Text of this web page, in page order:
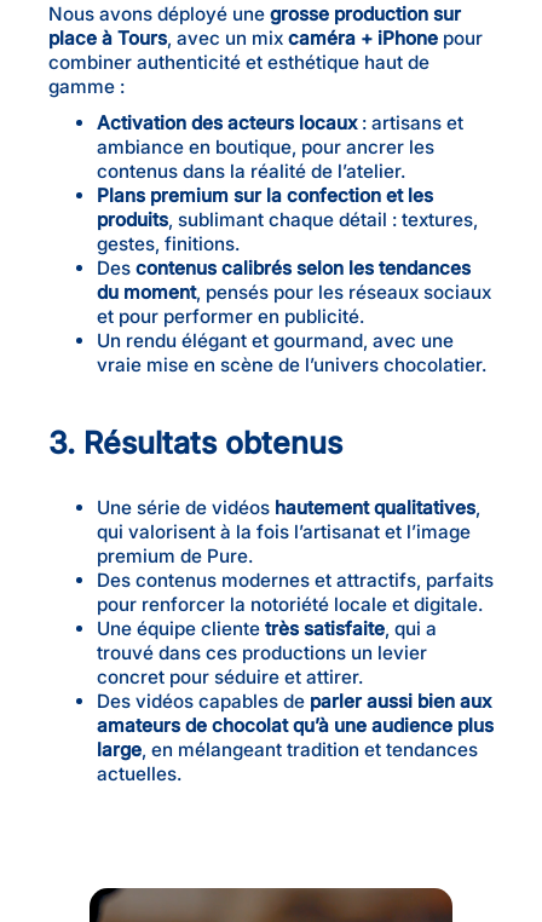
Nous avons déployé une grosse production sur
place à Tours, avec un mix caméra + iPhone pour
combiner authenticité et esthétique haut de
gamme :
Activation des acteurs locaux: artisans et
ambiance en boutique, pour ancrer les
contenus dans la réalité de l’atelier.
Plans premium sur la confection et les
produits, sublimant chaque détail : textures,
gestes, finitions.
Des contenus calibrés selon les tendances
du moment, pensés pour les réseaux sociaux
et pour performer en publicité.
Un rendu élégant et gourmand, avec une
vraie mise en scène de l’univers chocolatier.
3. Résultats obtenus
Une série de vidéos hautement qualitatives,
qui valorisent à la fois l’artisanat et l’image
premium de Pure.
Des contenus modernes et attractifs, parfaits
pour renforcer la notoriété locale et digitale.
Une équipe cliente très satisfaite, qui a
trouvé dans ces productions un levier
concret pour séduire et attirer.
Des vidéos capables de parler aussi bien aux
amateurs de chocolat qu’à une audience plus
large, en mélangeant tradition et tendances
actuelles.